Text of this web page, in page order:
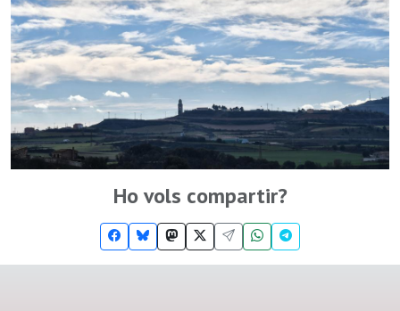
Ho vols compartir?